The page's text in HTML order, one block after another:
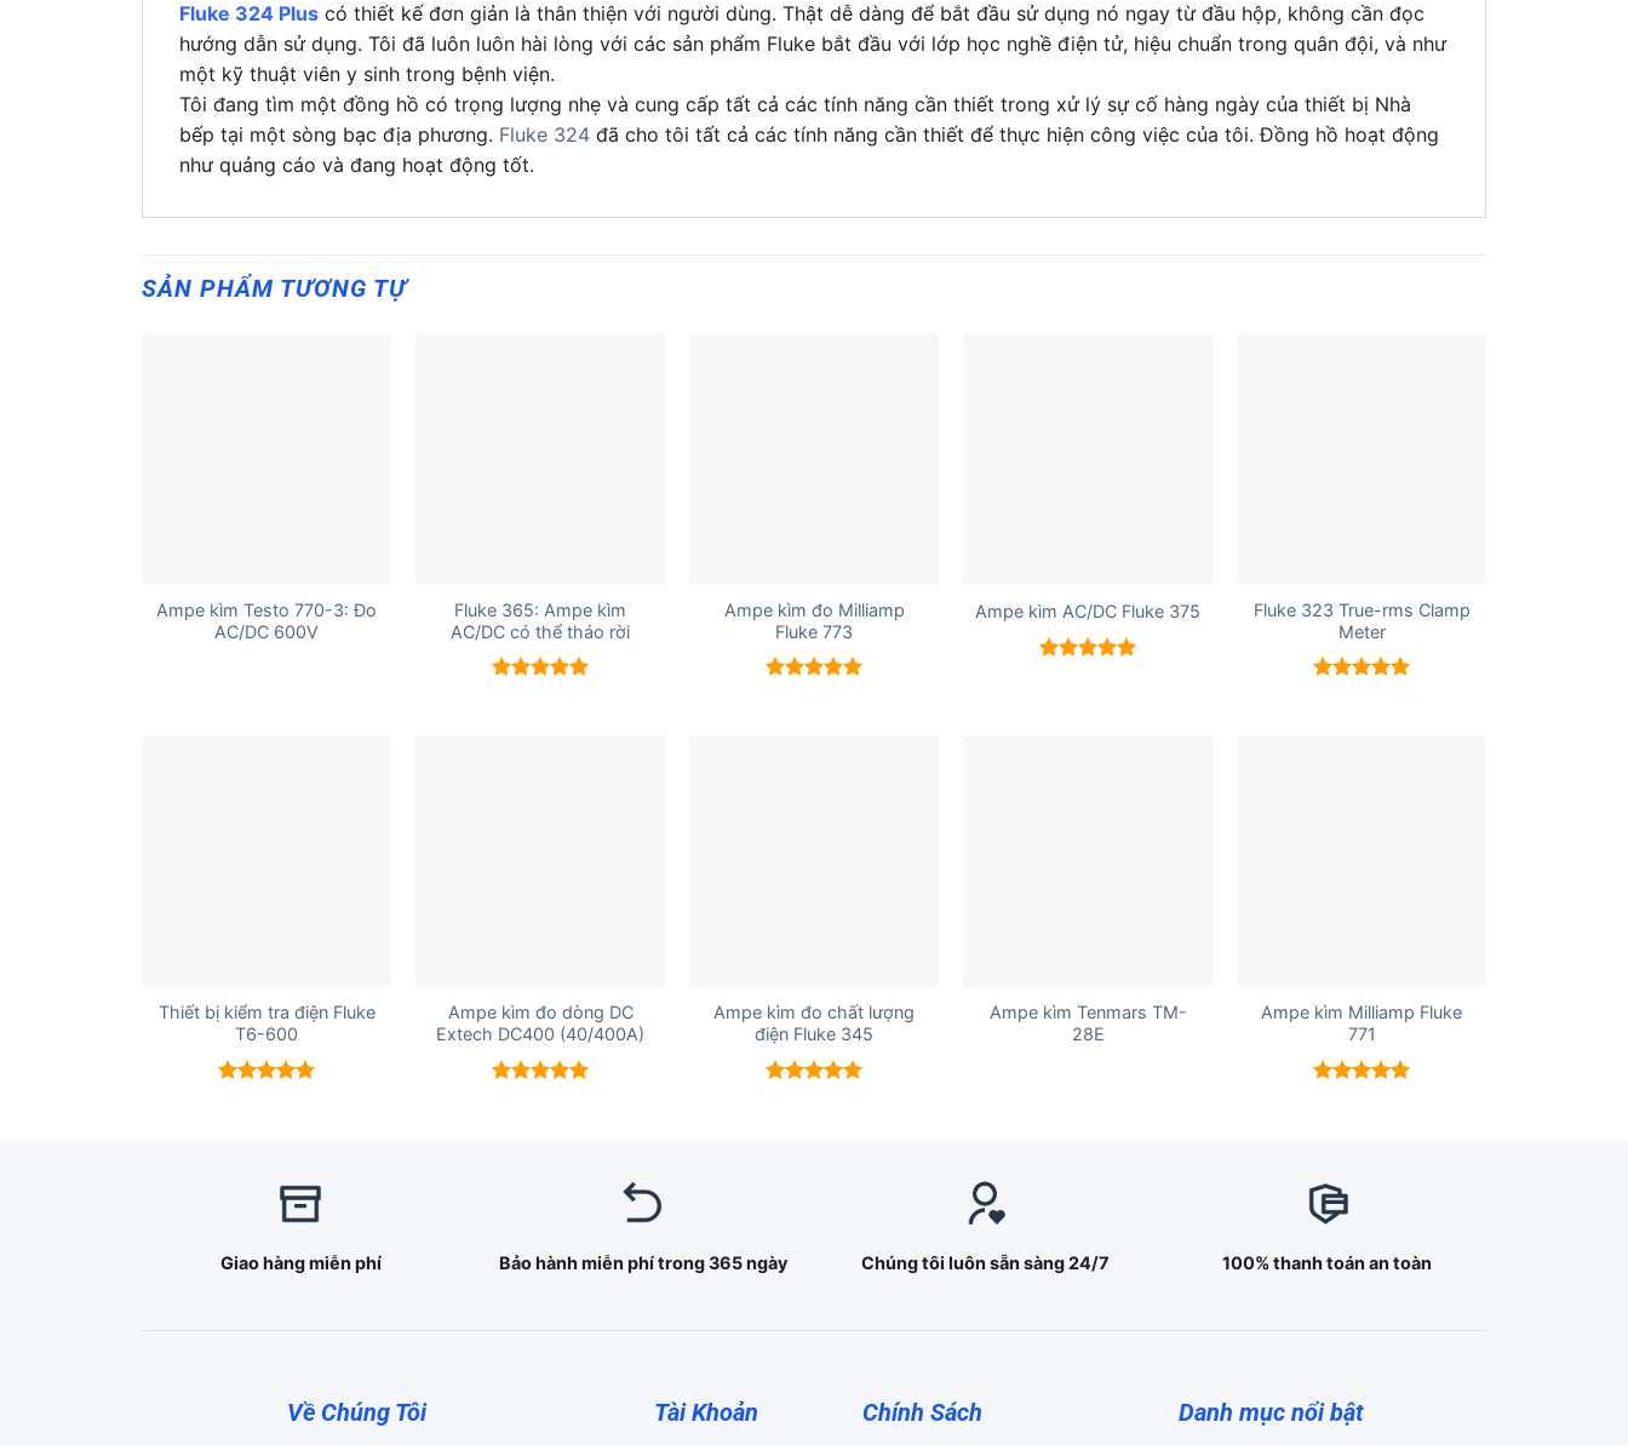
Fluke 324 Plus có thiết kế đơn giản là thân thiện với người dùng. Thật dễ dàng để bắt đầu sử dụng nó ngay từ đầu hộp, không cần đọc
hướng dẫn sử dụng. Tôi đã luôn luôn hài lòng với các sản phẩm Fluke bắt đầu với lớp học nghề điện tử, hiệu chuẩn trong quân đội, và như
một kỹ thuật viên y sinh trong bệnh viện.
Tôi đang tìm một đồng hồ có trọng lượng nhẹ và cung cấp tất cả các tính năng cần thiết trong xử lý sự cố hàng ngày của thiết bị Nhà
bếp tại một sòng bạc địa phương. Fluke 324 đã cho tôi tất cả các tính năng cần thiết để thực hiện công việc của tôi. Đồng hồ hoạt động
như quảng cáo và đang hoạt động tốt.
SẢN PHẨM TƯƠNG TỰ
Ampe kìm Testo 770-3: Đo
AC/DC 600V
Fluke 365: Ampe kìm
AC/DC có thể tháo rời
Ampe kìm đo Milliamp
Fluke 773
Ampe kìm AC/DC Fluke 375
Fluke 323 True-rms Clamp
Meter
Thiết bị kiểm tra điện Fluke
T6-600
Ampe kìm đo dòng DC
Extech DC400 (40/400A)
Ampe kìm đo chất lượng
điện Fluke 345
Ampe kìm Tenmars TM-
28E
Ampe kìm Milliamp Fluke
771
Giao hàng miễn phí Bảo hành miễn phí trong 365 ngày Chúng tôi luôn sẵn sàng 24/7 100% thanh toán an toàn
Về Chúng Tôi Tài Khoản Chính Sách Danh mục nổi bật